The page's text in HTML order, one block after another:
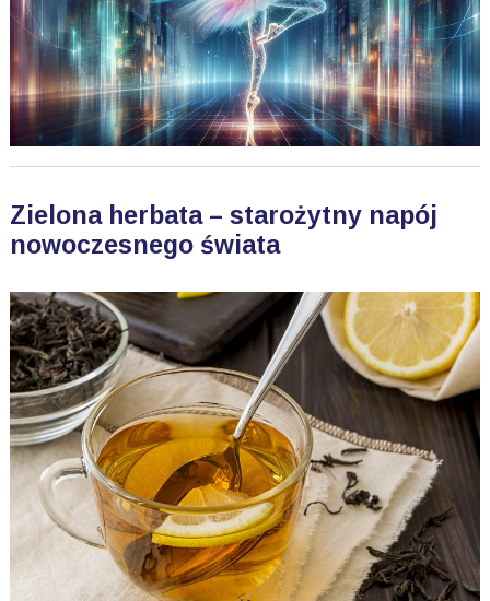
Zielona herbata – starożytny napój
nowoczesnego świata